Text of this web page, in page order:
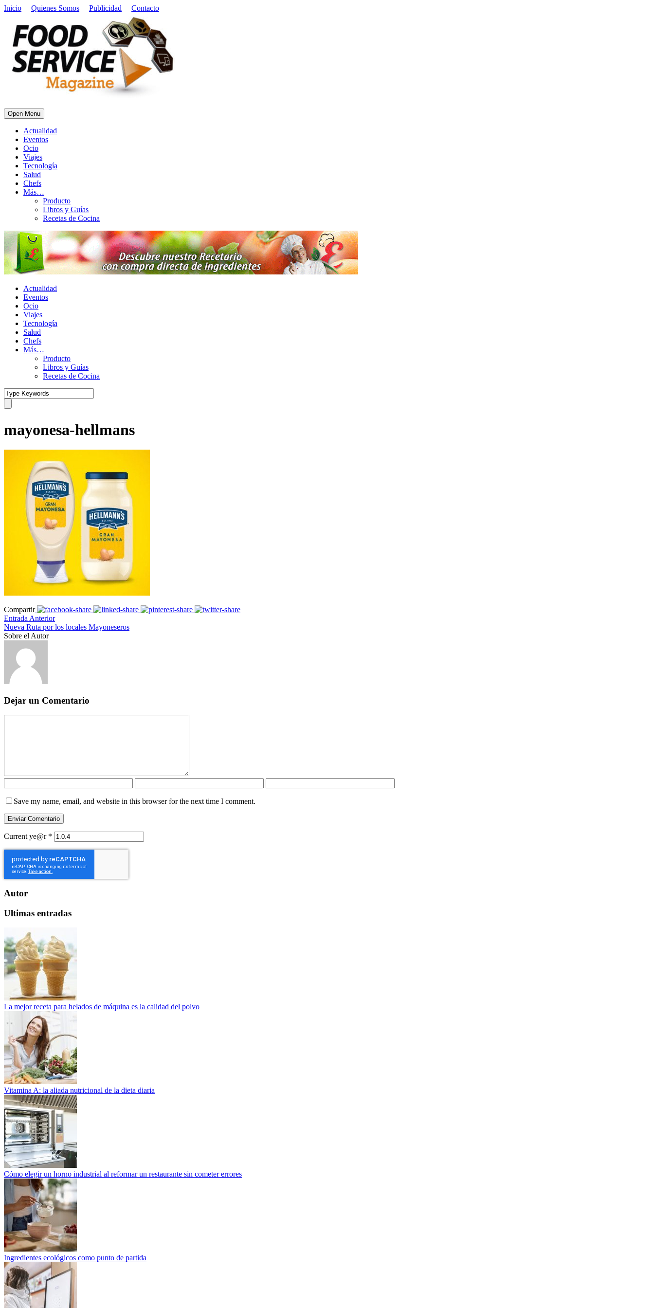
Inicio Quienes Somos Publicidad Contacto
Open Menu
Actualidad
Eventos
Ocio
Viajes
Tecnología
Salud
Chefs
Más…
Producto
Libros y Guías
Recetas de Cocina
Actualidad
Eventos
Ocio
Viajes
Tecnología
Salud
Chefs
Más…
Producto
Libros y Guías
Recetas de Cocina
mayonesa-hellmans
Compartir
Entrada Anterior
Nueva Ruta por los locales Mayoneseros
Sobre el Autor
Dejar un Comentario
Save my name, email, and website in this browser for the next time I comment.
Current ye@r *
Autor
Ultimas entradas
La mejor receta para helados de máquina es la calidad del polvo
Vitamina A: la aliada nutricional de la dieta diaria
Cómo elegir un horno industrial al reformar un restaurante sin cometer errores
Ingredientes ecológicos como punto de partida